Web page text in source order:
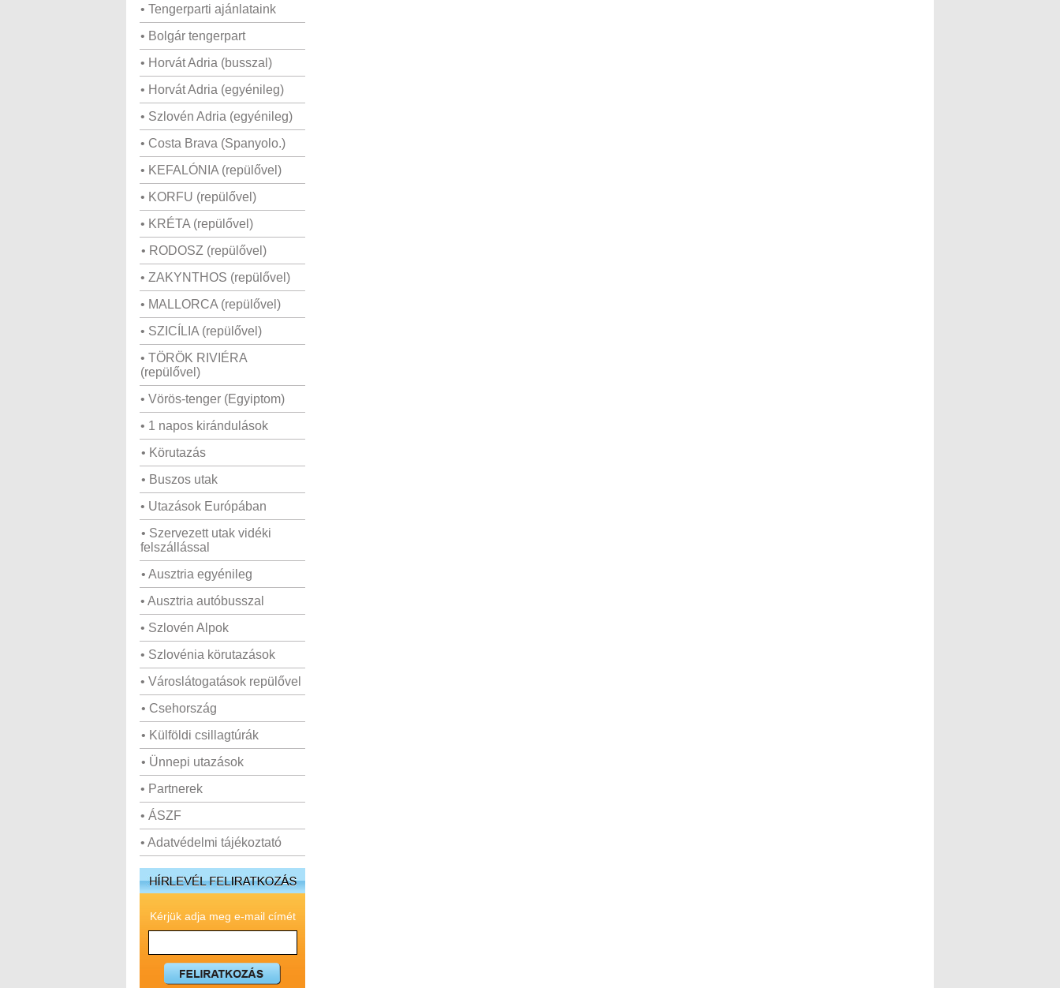
• Tengerparti ajánlataink
• Bolgár tengerpart
• Horvát Adria (busszal)
• Horvát Adria (egyénileg)
• Szlovén Adria (egyénileg)
• Costa Brava (Spanyolo.)
• KEFALÓNIA (repülővel)
• KORFU (repülővel)
• KRÉTA (repülővel)
• RODOSZ (repülővel)
• ZAKYNTHOS (repülővel)
• MALLORCA (repülővel)
• SZICÍLIA (repülővel)
• TÖRÖK RIVIÉRA
(repülővel)
• Vörös-tenger (Egyiptom)
• 1 napos kirándulások
• Körutazás
• Buszos utak
• Utazások Európában
• Szervezett utak vidéki
felszállással
• Ausztria egyénileg
• Ausztria autóbusszal
• Szlovén Alpok
• Szlovénia körutazások
• Városlátogatások repülővel
• Csehország
• Külföldi csillagtúrák
• Ünnepi utazások
• Partnerek
• ÁSZF
• Adatvédelmi tájékoztató
Kérjük adja meg e-mail címét